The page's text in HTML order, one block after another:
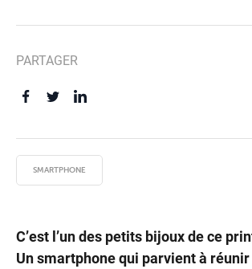
C’est l’un des petits bijoux de ce
Un smartphone qui parvient à
PARTAGER
SMARTPHONE